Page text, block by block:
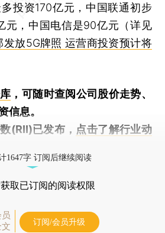
投资170亿元，中国联通初步
元，中国电信是90亿元（详见
发放5G牌照 运营商投资预计将
，可随时查阅公司股价走势、
信息。
(RII)已发布， 点击了解行业动
1647字 订阅后继续阅读
取已订阅的阅读权限
订阅/会员升级